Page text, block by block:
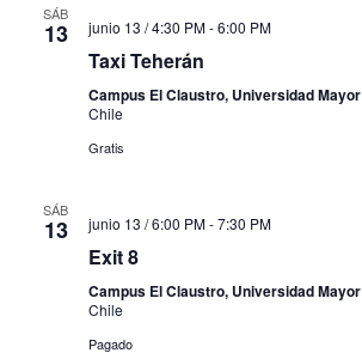
SÁB
13 junio 13 / 4:30 PM-6:00 PM
Taxi Teherán
Campus El Claustro, Universidad Mayor
Chile
Gratis
SÁB
13 junio 13 / 6:00 PM-7:30 PM
Exit 8
Campus El Claustro, Universidad Mayor
Chile
Pagado